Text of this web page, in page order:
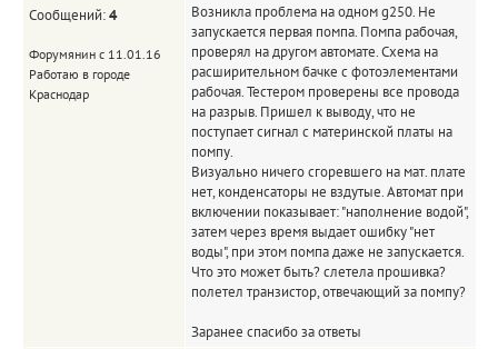
Сообщений:4
Форумянин с 11.01.16
Работаю в городе
Краснодар
Возникла проблема на одном g250. Не
запускается первая помпа. Помпа рабочая,
проверял на другом автомате. Схема на
расширительном бачке с фотоэлементами
рабочая. Тестером проверены все провода
на разрыв. Пришел к выводу, что не
поступает сигнал с материнской платы на
помпу.
Визуально ничего сгоревшего на мат. плате
нет, конденсаторы не вздутые. Автомат при
включении показывает: "наполнение водой",
затем через время выдает ошибку "нет
воды", при этом помпа даже не запускается.
Что это может быть? слетела прошивка?
полетел транзистор, отвечающий за помпу?
Заранее спасибо за ответы